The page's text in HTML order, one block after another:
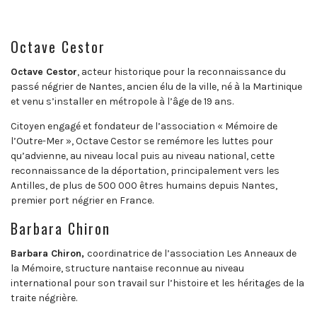
Octave Cestor
Octave Cestor, acteur historique pour la reconnaissance du
passé négrier de Nantes, ancien élu de la ville, né à la Martinique
et venu s’installer en métropole à l’âge de 19 ans.
Citoyen engagé et fondateur de l’association « Mémoire de
l’Outre-Mer », Octave Cestor se remémore les luttes pour
qu’advienne, au niveau local puis au niveau national, cette
reconnaissance de la déportation, principalement vers les
Antilles, de plus de 500 000 êtres humains depuis Nantes,
premier port négrier en France.
Barbara Chiron
Barbara Chiron, coordinatrice de l’association Les Anneaux de
la Mémoire, structure nantaise reconnue au niveau
international pour son travail sur l’histoire et les héritages de la
traite négrière.